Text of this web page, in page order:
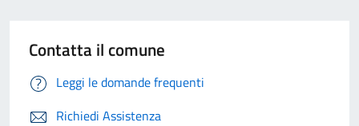
Contatta il comune
Leggi le domande frequenti
Richiedi Assistenza